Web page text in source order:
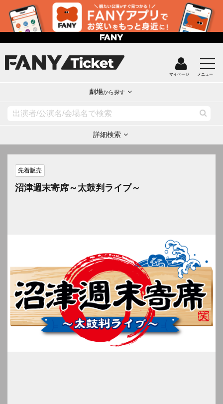
マイページ メニュー
劇場から探す
詳細検索
先着販売
沼津週末寄席～太鼓判ライブ～